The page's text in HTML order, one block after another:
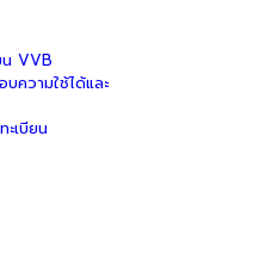
น VVB
ความใช้ได้และ
เบียน